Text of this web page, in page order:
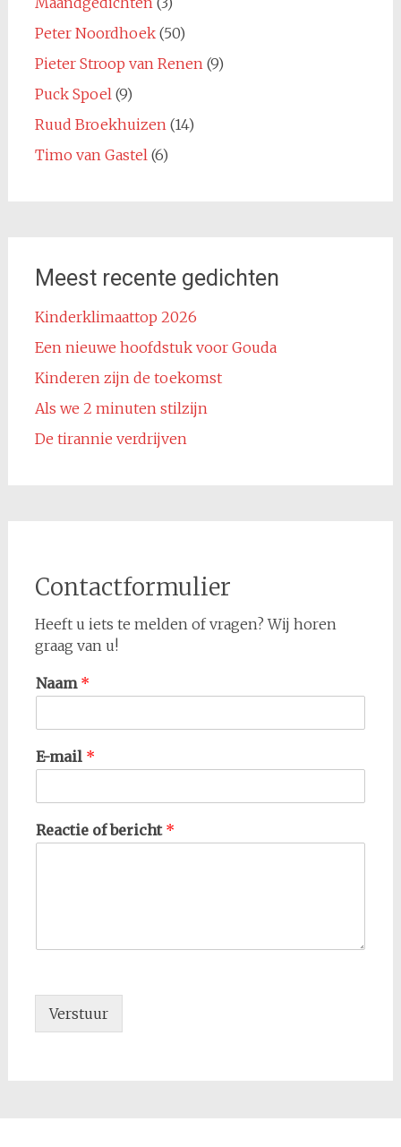
Peter Noordhoek(50)
Pieter Stroop van Renen (9)
Puck Spoel (9)
Ruud Broekhuizen (14)
Timo van Gastel (6)
Meest recente gedichten
Kinderklimaattop 2026
Een nieuwe hoofdstuk voor Gouda
Kinderen zijn de toekomst
Als we 2 minuten stilzijn
De tirannie verdrijven
Contactformulier
Heeft u iets te melden of vragen? Wij horen
graag van u!
Naam *
E-mail *
Reactie of bericht *
Verstuur